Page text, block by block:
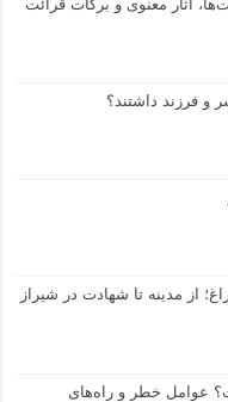
آثار معنوی و برکات قرائت
فرزند داشتند؟
از مدینه تا شهادت در شیراز
عوامل خطر و راه‌های